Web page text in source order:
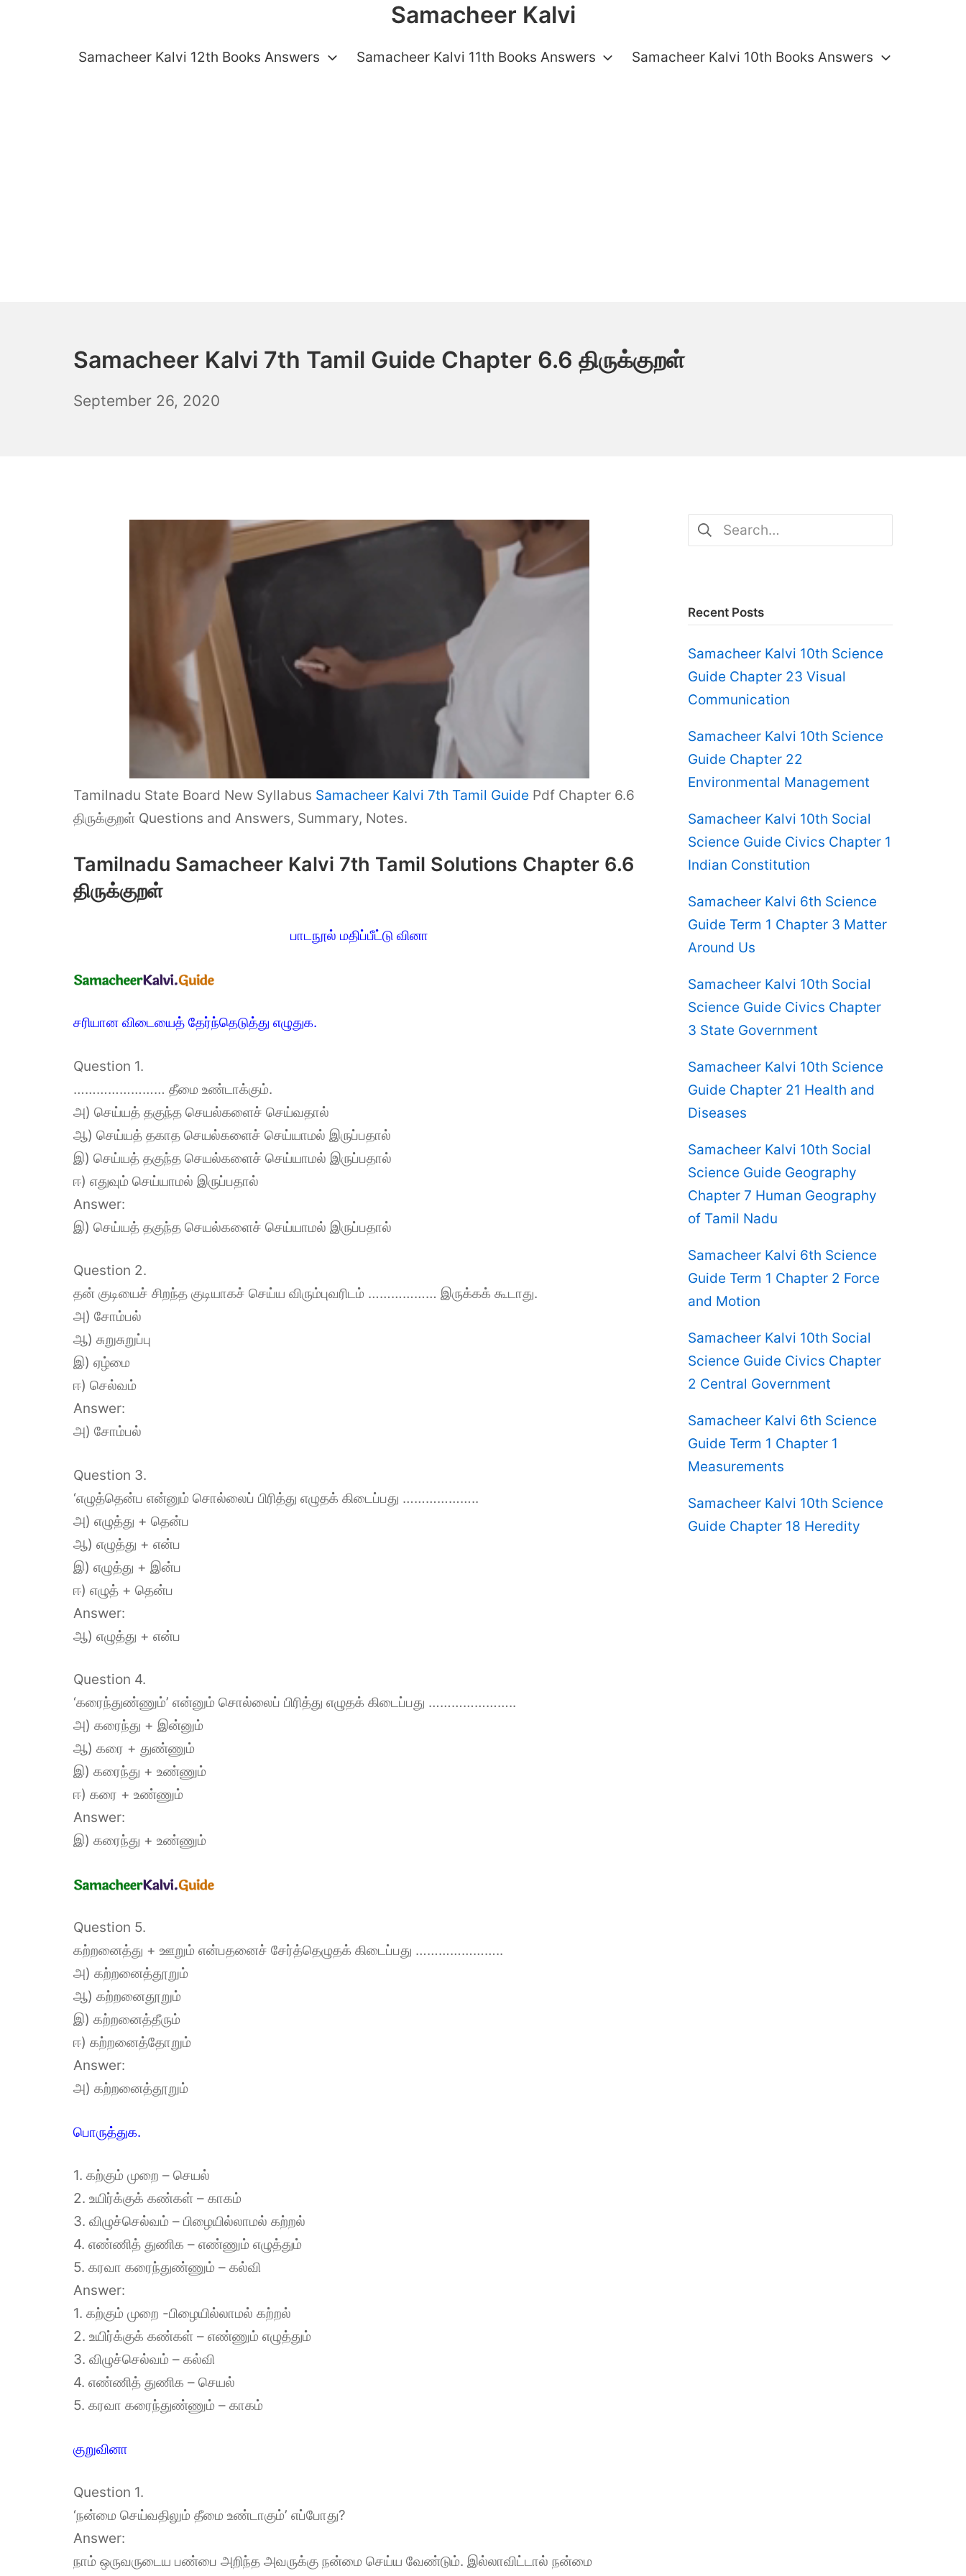
Samacheer Kalvi
Samacheer Kalvi 12th Books Answers Samacheer Kalvi 11th Books Answers Samacheer Kalvi 10th Books Answers
Samacheer Kalvi 7th Tamil Guide Chapter 6.6 திருக்குறள்
September 26, 2020
Tamilnadu State Board New Syllabus Samacheer Kalvi 7th Tamil Guide Pdf Chapter 6.6
திருக்குறள் Questions and Answers, Summary, Notes.
Tamilnadu Samacheer Kalvi 7th Tamil Solutions Chapter 6.6
திருக்குறள்
பாடநூல் மதிப்பீட்டு வினா
சரியான விடையைத் தேர்ந்தெடுத்து எழுதுக.
Question 1.
…………………… தீமை உண்டாக்கும்.
அ) செய்யத் தகுந்த செயல்களைச் செய்வதால்
ஆ) செய்யத் தகாத செயல்களைச் செய்யாமல் இருப்பதால்
இ) செய்யத் தகுந்த செயல்களைச் செய்யாமல் இருப்பதால்
ஈ) எதுவும் செய்யாமல் இருப்பதால்
Answer:
இ) செய்யத் தகுந்த செயல்களைச் செய்யாமல் இருப்பதால்
Question 2.
தன் குடியைச் சிறந்த குடியாகச் செய்ய விரும்புவரிடம் ……………… இருக்கக் கூடாது.
அ) சோம்பல்
ஆ) சுறுசுறுப்பு
இ) ஏழ்மை
ஈ) செல்வம்
Answer:
அ) சோம்பல்
Question 3.
‘எழுத்தென்ப என்னும் சொல்லைப் பிரித்து எழுதக் கிடைப்பது ………………..
அ) எழுத்து + தென்ப
ஆ) எழுத்து + என்ப
இ) எழுத்து + இன்ப
ஈ) எழுத் + தென்ப
Answer:
ஆ) எழுத்து + என்ப
Question 4.
‘கரைந்துண்ணும்’ என்னும் சொல்லைப் பிரித்து எழுதக் கிடைப்பது …………………..
அ) கரைந்து + இன்னும்
ஆ) கரை + துண்ணும்
இ) கரைந்து + உண்ணும்
ஈ) கரை + உண்ணும்
Answer:
இ) கரைந்து + உண்ணும்
Question 5.
கற்றனைத்து + ஊறும் என்பதனைச் சேர்த்தெழுதக் கிடைப்பது …………………..
அ) கற்றனைத்தூறும்
ஆ) கற்றனைதூறும்
இ) கற்றனைத்தீரும்
ஈ) கற்றனைத்தோறும்
Answer:
அ) கற்றனைத்தூறும்
பொருத்துக.
1. கற்கும் முறை – செயல்
2. உயிர்க்குக் கண்கள் – காகம்
3. விழுச்செல்வம் – பிழையில்லாமல் கற்றல்
4. எண்ணித் துணிக – எண்ணும் எழுத்தும்
5. கரவா கரைந்துண்ணும் – கல்வி
Answer:
1. கற்கும் முறை -பிழையில்லாமல் கற்றல்
2. உயிர்க்குக் கண்கள் – எண்ணும் எழுத்தும்
3. விழுச்செல்வம் – கல்வி
4. எண்ணித் துணிக – செயல்
5. கரவா கரைந்துண்ணும் – காகம்
குறுவினா
Question 1.
‘நன்மை செய்வதிலும் தீமை உண்டாகும்’ எப்போது?
Answer:
நாம் ஒருவருடைய பண்பை அறிந்த அவருக்கு நன்மை செய்ய வேண்டும். இல்லாவிட்டால் நன்மை
Search
for:
Recent Posts
Samacheer Kalvi 10th Science
Guide Chapter 23 Visual
Communication
Samacheer Kalvi 10th Science
Guide Chapter 22
Environmental Management
Samacheer Kalvi 10th Social
Science Guide Civics Chapter 1
Indian Constitution
Samacheer Kalvi 6th Science
Guide Term 1 Chapter 3 Matter
Around Us
Samacheer Kalvi 10th Social
Science Guide Civics Chapter
3 State Government
Samacheer Kalvi 10th Science
Guide Chapter 21 Health and
Diseases
Samacheer Kalvi 10th Social
Science Guide Geography
Chapter 7 Human Geography
of Tamil Nadu
Samacheer Kalvi 6th Science
Guide Term 1 Chapter 2 Force
and Motion
Samacheer Kalvi 10th Social
Science Guide Civics Chapter
2 Central Government
Samacheer Kalvi 6th Science
Guide Term 1 Chapter 1
Measurements
Samacheer Kalvi 10th Science
Guide Chapter 18 Heredity